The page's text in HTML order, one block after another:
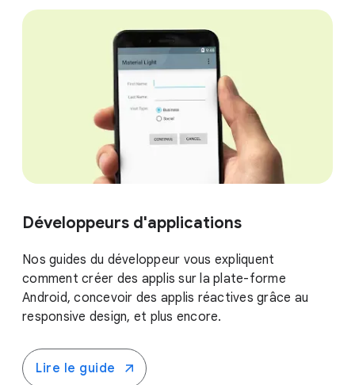
Développeurs d'applications
Nos guides du développeur vous expliquent
comment créer des applis sur la plate-forme
Android, concevoir des applis réactives grâce au
responsive design, et plus encore.
Lire le guide